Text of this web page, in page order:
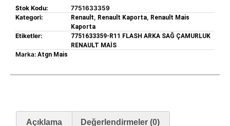
Stok Kodu:
7751633359
Kategori:
Renault, Renault Kaporta, Renault Mais
Kaporta
Etiketler:
7751633359-R11 FLASH ARKA SAĞ ÇAMURLUK
RENAULT MAİS
Marka: Atgn Mais
Açıklama Değerlendirmeler (0)